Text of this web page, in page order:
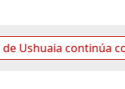
continúa con las